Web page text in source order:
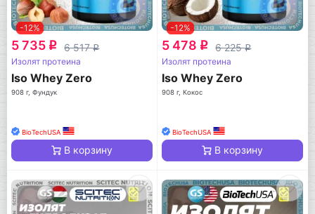
-12%
5 735 q 6 517q
Изолят протеина
Iso Whey Zero
908 г, Фундук
BioTechUSA
В корзину
-12%
5 478 q 6 225q
Изолят протеина
Iso Whey Zero
908 г, Кокос
BioTechUSA
В корзину